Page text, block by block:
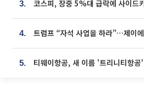
3.
4.
5.